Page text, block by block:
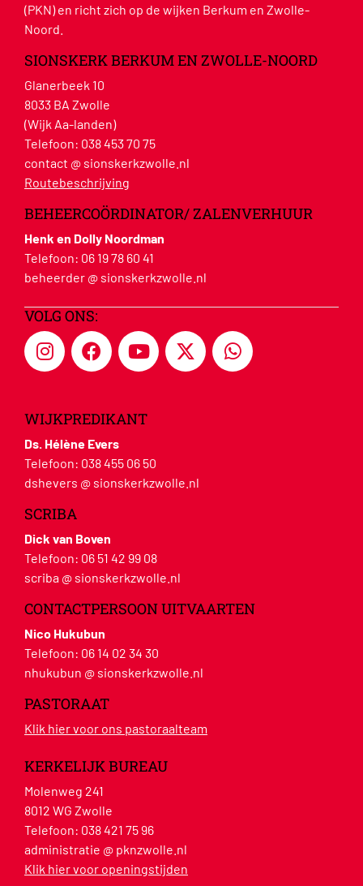
(PKN) en richt zich op de wijken Berkum en Zwolle-
Noord.
SIONSKERK BERKUM EN ZWOLLE-NOORD
Glanerbeek 10
8033 BA Zwolle
(Wijk Aa-landen)
Telefoon: 038 453 70 75
contact @ sionskerkzwolle.nl
Routebeschrijving
BEHEERCOÖRDINATOR/ ZALENVERHUUR
Henk en Dolly Noordman
Telefoon: 06 19 78 60 41
beheerder @ sionskerkzwolle.nl
VOLG ONS:
WIJKPREDIKANT
Ds. Hélène Evers
Telefoon: 038 455 06 50
dshevers @ sionskerkzwolle.nl
SCRIBA
Dick van Boven
Telefoon: 06 51 42 99 08
scriba @ sionskerkzwolle.nl
CONTACTPERSOON UITVAARTEN
Nico Hukubun
Telefoon: 06 14 02 34 30
nhukubun @ sionskerkzwolle.nl
PASTORAAT
Klik hier voor ons pastoraalteam
KERKELIJK BUREAU
Molenweg 241
8012 WG Zwolle
Telefoon: 038 421 75 96
administratie @ pknzwolle.nl
Klik hier voor openingstijden